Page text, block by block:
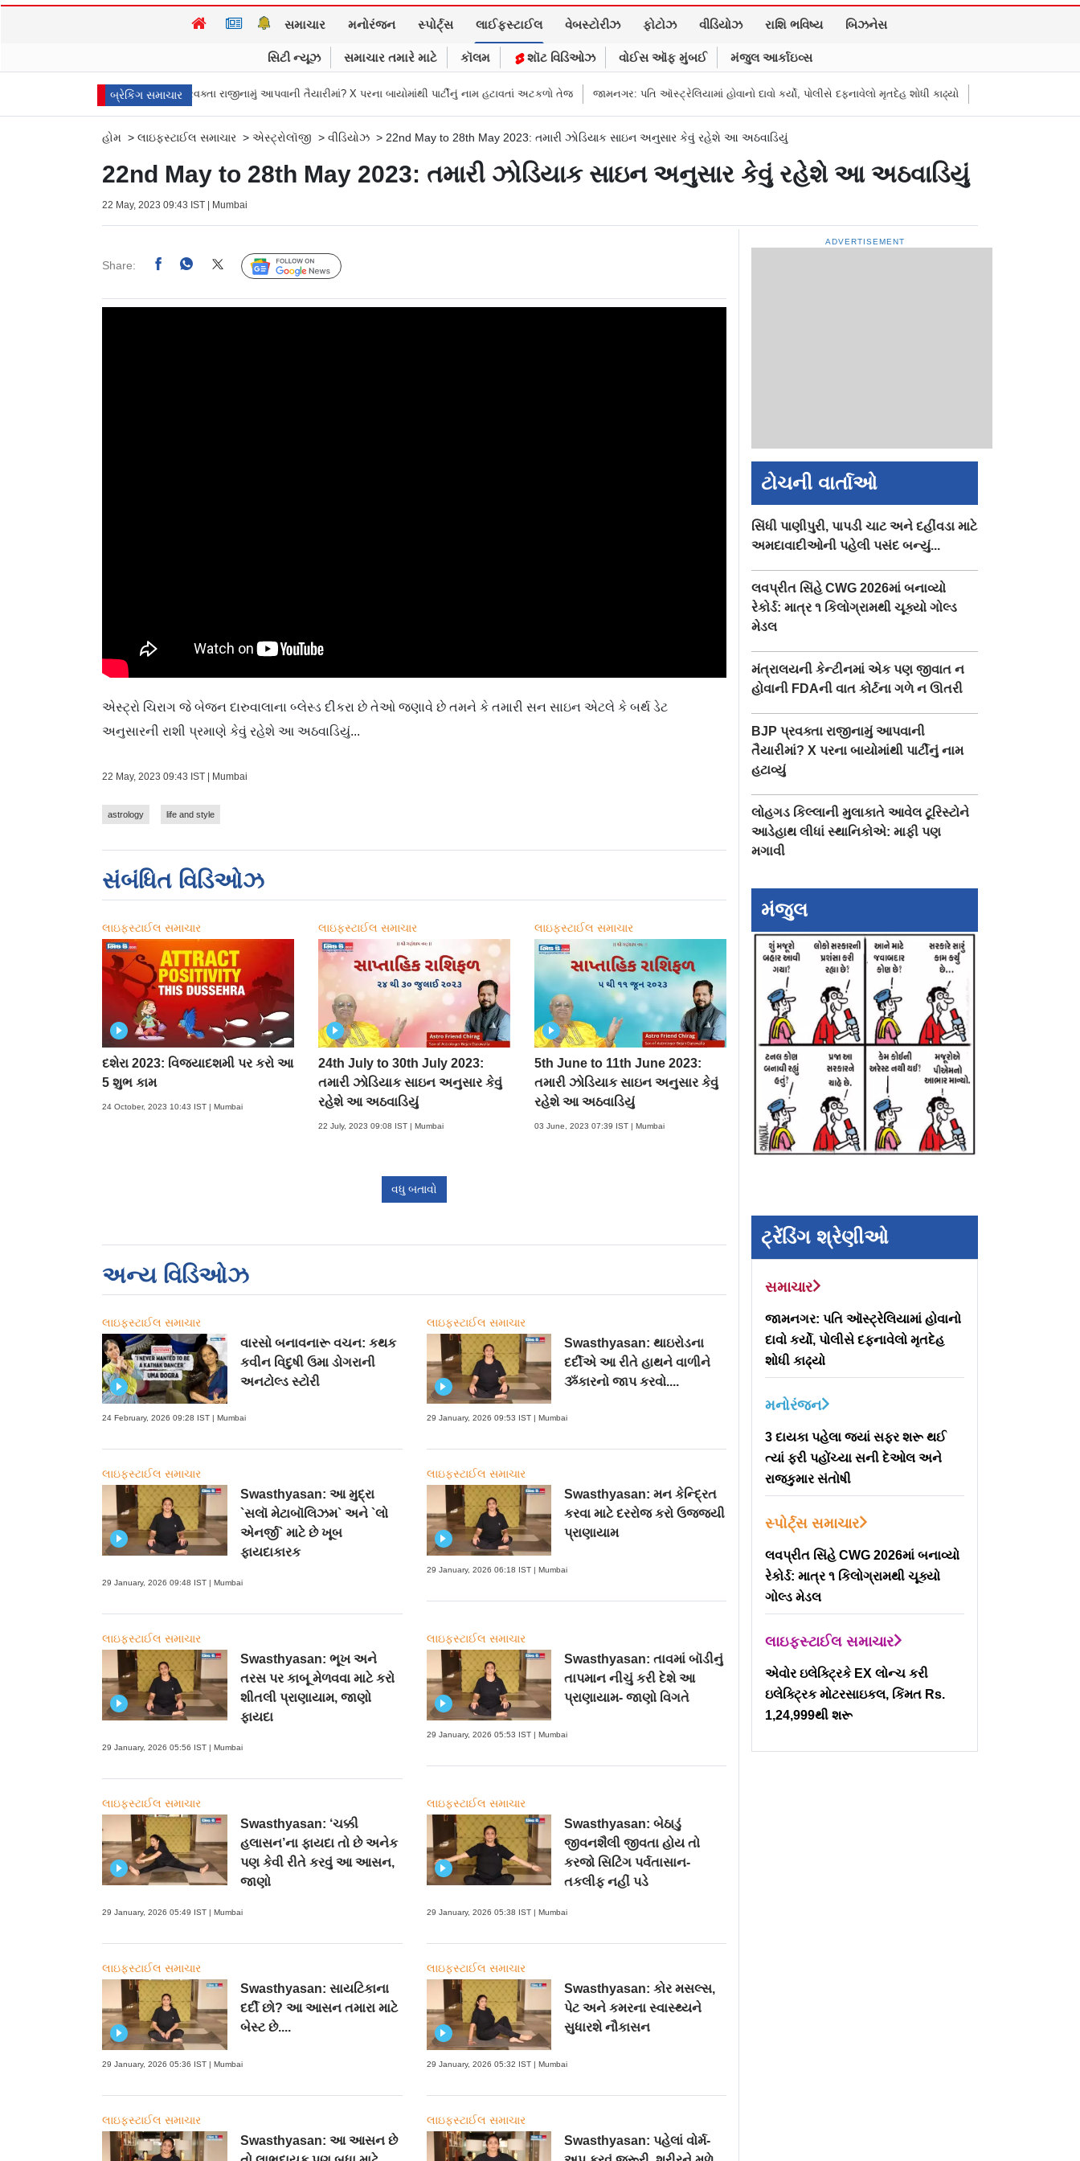
સમાચાર મનોરંજન સ્પોર્ટ્સ લાઈફસ્ટાઈલ વેબસ્ટોરીઝ ફોટોઝ વીડિયોઝ રાશિ ભવિષ્ય બિઝનેસ
સિટી ન્યૂઝ સમાચાર તમારે માટે કૉલમ શૉટ વિડિઓઝ વોઈસ ઑફ મુંબઈ મંજુલ આર્કાઇવ્સ
બ્રેકિંગ સમાચાર
Poonawalla: BJP પ્રવક્તા રાજીનામું આપવાની તૈયારીમાં? X પરના બાયોમાંથી પાર્ટીનું નામ હટાવતાં અટકળો તેજ જામનગર: પતિ ઑસ્ટ્રેલિયામાં હોવાનો દાવો કર્યો, પોલીસે દફનાવેલો મૃતદેહ શોધી કાઢ્યો “તમારી દાદીથી નહીં ડર્યા…”: રાહુલ
હોમ > લાઇફસ્ટાઈલ સમાચાર > એસ્ટ્રોલૉજી > વીડિયોઝ > 22nd May to 28th May 2023: તમારી ઝોડિયાક સાઇન અનુસાર કેવું રહેશે આ અઠવાડિયું
22nd May to 28th May 2023: તમારી ઝોડિયાક સાઇન અનુસાર કેવું રહેશે આ અઠવાડિયું
22 May, 2023 09:43 IST | Mumbai
Share: Follow Us
એસ્ટ્રો ચિરાગ જે બેજન દારુવાલાના બ્લેસ્ડ દીકરા છે તેઓ જણાવે છે તમને કે તમારી સન સાઇન એટલે કે બર્થ ડેટ
અનુસારની રાશી પ્રમાણે કેવું રહેશે આ અઠવાડિયું...
22 May, 2023 09:43 IST | Mumbai
astrology life and style
સંબંધિત વિડિઓઝ
લાઇફસ્ટાઈલ સમાચાર
દશેરા 2023: વિજયાદશમી પર કરો આ
5 શુભ કામ
24 October, 2023 10:43 IST | Mumbai
લાઇફસ્ટાઈલ સમાચાર
24th July to 30th July 2023:
તમારી ઝોડિયાક સાઇન અનુસાર કેવું
રહેશે આ અઠવાડિયું
22 July, 2023 09:08 IST | Mumbai
લાઇફસ્ટાઈલ સમાચાર
5th June to 11th June 2023:
તમારી ઝોડિયાક સાઇન અનુસાર કેવું
રહેશે આ અઠવાડિયું
03 June, 2023 07:39 IST | Mumbai
વધુ બતાવો
અન્ય વિડિઓઝ
લાઇફસ્ટાઈલ સમાચાર
વારસો બનાવનારૂ વચન: કથક
કવીન વિદુષી ઉમા ડોગરાની
અનટોલ્ડ સ્ટોરી
24 February, 2026 09:28 IST | Mumbai
લાઇફસ્ટાઈલ સમાચાર
Swasthyasan: થાઇરોડના
દર્દીએ આ રીતે હાથને વાળીને
ૐકારનો જાપ કરવો....
29 January, 2026 09:53 IST | Mumbai
લાઇફસ્ટાઈલ સમાચાર
Swasthyasan: આ મુદ્રા
`સલૉ મેટાબૉલિઝમ` અને `લો
એનર્જી` માટે છે ખૂબ
ફાયદાકારક
29 January, 2026 09:48 IST | Mumbai
લાઇફસ્ટાઈલ સમાચાર
Swasthyasan: મન કેન્દ્રિત
કરવા માટે દરરોજ કરો ઉજ્જયી
પ્રાણાયામ
29 January, 2026 06:18 IST | Mumbai
લાઇફસ્ટાઈલ સમાચાર
Swasthyasan: ભૂખ અને
તરસ પર કાબૂ મેળવવા માટે કરો
શીતલી પ્રાણાયામ, જાણો
ફાયદા
29 January, 2026 05:56 IST | Mumbai
લાઇફસ્ટાઈલ સમાચાર
Swasthyasan: તાવમાં બૉડીનું
તાપમાન નીચું કરી દેશે આ
પ્રાણાયામ- જાણો વિગતે
29 January, 2026 05:53 IST | Mumbai
લાઇફસ્ટાઈલ સમાચાર
Swasthyasan: ‘ચક્કી
હલાસન’ના ફાયદા તો છે અનેક
પણ કેવી રીતે કરવું આ આસન,
જાણો
29 January, 2026 05:49 IST | Mumbai
લાઇફસ્ટાઈલ સમાચાર
Swasthyasan: બેઠાડું
જીવનશૈલી જીવતા હોય તો
કરજો સિટિંગ પર્વતાસાન-
તકલીફ નહીં પડે
29 January, 2026 05:38 IST | Mumbai
લાઇફસ્ટાઈલ સમાચાર
Swasthyasan: સાયટિકાના
દર્દી છો? આ આસન તમારા માટે
બેસ્ટ છે....
29 January, 2026 05:36 IST | Mumbai
લાઇફસ્ટાઈલ સમાચાર
Swasthyasan: કોર મસલ્સ,
પેટ અને કમરના સ્વાસ્થ્યને
સુધારશે નૌકાસન
29 January, 2026 05:32 IST | Mumbai
લાઇફસ્ટાઈલ સમાચાર
Swasthyasan: આ આસન છે
લાઇફસ્ટાઈલ સમાચાર
Swasthyasan: પહેલાં વોર્મ-
ADVERTISEMENT
ટોચની વાર્તાઓ
સિંધી પાણીપુરી, પાપડી ચાટ અને દહીંવડા માટે
અમદાવાદીઓની પહેલી પસંદ બન્યું...
લવપ્રીત સિંહે CWG 2026માં બનાવ્યો
રેકોર્ડ: માત્ર ૧ કિલોગ્રામથી ચૂક્યો ગોલ્ડ
મેડલ
મંત્રાલયની કેન્ટીનમાં એક પણ જીવાત ન
હોવાની FDAની વાત કોર્ટના ગળે ન ઊતરી
BJP પ્રવક્તા રાજીનામું આપવાની
તૈયારીમાં? X પરના બાયોમાંથી પાર્ટીનું નામ
હટાવ્યું
લોહગડ કિલ્લાની મુલાકાતે આવેલ ટૂરિસ્ટોને
આડેહાથ લીધાં સ્થાનિકોએ: માફી પણ
મગાવી
મંજુલ
ટ્રેંડિંગ શ્રેણીઓ
સમાચાર
જામનગર: પતિ ઑસ્ટ્રેલિયામાં હોવાનો
દાવો કર્યો, પોલીસે દફનાવેલો મૃતદેહ
શોધી કાઢ્યો
મનોરંજન
3 દાયકા પહેલા જ્યાં સફર શરૂ થઈ
ત્યાં ફરી પહોંચ્યા સની દેઓલ અને
રાજકુમાર સંતોષી
સ્પોર્ટ્સ સમાચાર
લવપ્રીત સિંહે CWG 2026માં બનાવ્યો
રેકોર્ડ: માત્ર ૧ કિલોગ્રામથી ચૂક્યો
ગોલ્ડ મેડલ
લાઇફસ્ટાઈલ સમાચાર
એવોર ઇલેક્ટ્રિકે EX લોન્ચ કરી
ઇલેક્ટ્રિક મોટરસાઇકલ, કિંમત Rs.
1,24,999થી શરૂ